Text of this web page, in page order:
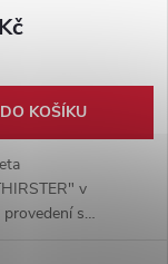
DO KOŠÍKU
v
s